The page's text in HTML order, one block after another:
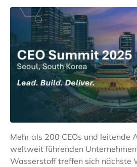
Mehr als 200 CEOs und leitende
weltweit führenden
Wasserstoff treffen sich nächste